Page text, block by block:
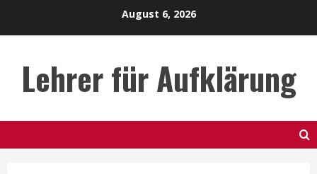
August 6, 2026
Lehrer für Aufklärung